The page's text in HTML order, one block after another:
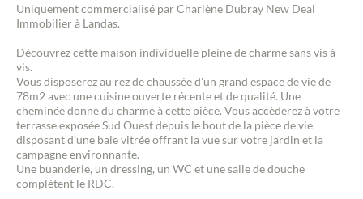
Uniquement commercialisé par Charlène Dubray New Deal
Immobilier à Landas.
Découvrez cette maison individuelle pleine de charme sans vis à
vis.
Vous disposerez au rez de chaussée d'un grand espace de vie de
78m2 avec une cuisine ouverte récente et de qualité. Une
cheminée donne du charme à cette pièce. Vous accèderez à votre
terrasse exposée Sud Ouest depuis le bout de la pièce de vie
disposant d'une baie vitrée offrant la vue sur votre jardin et la
campagne environnante.
Une buanderie, un dressing, un WC et une salle de douche
complètent le RDC.